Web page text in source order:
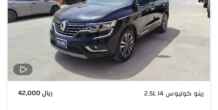
رينو كوليوس 2.5L I4 ريال 42,000